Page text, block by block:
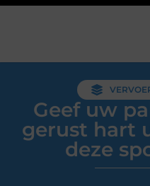
Geef uw
gerust hart
deze